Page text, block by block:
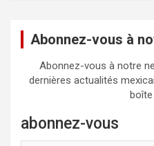
Abonnez-vous à
Abonnez-vous à notre
dernières actualités
abonnez-vous